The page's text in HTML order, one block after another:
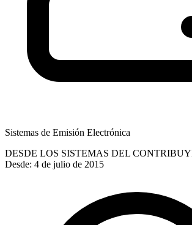
Sistemas de Emisión Electrónica
DESDE LOS SISTEMAS DEL
Desde: 4 de julio de 2015